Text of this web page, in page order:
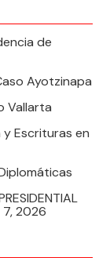
de
Ayotzinapa
Vallarta
Escrituras en
7, 2026